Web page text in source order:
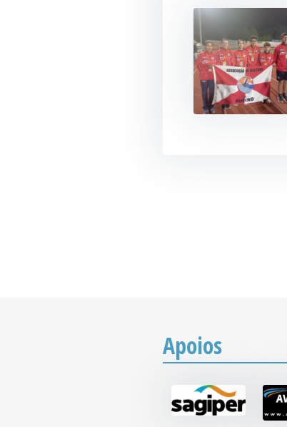
Apoios